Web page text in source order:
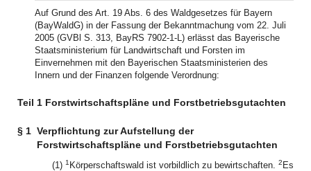
Auf Grund des Art. 19 Abs. 6 des Waldgesetzes für Bayern
(BayWaldG) in der Fassung der Bekanntmachung vom 22. Juli
2005 (GVBl S. 313, BayRS 7902-1-L) erlässt das Bayerische
Staatsministerium für Landwirtschaft und Forsten im
Einvernehmen mit den Bayerischen Staatsministerien des
Innern und der Finanzen folgende Verordnung:
Teil 1 Forstwirtschaftspläne und Forstbetriebsgutachten
§ 1 Verpflichtung zur Aufstellung der
Forstwirtschaftspläne und Forstbetriebsgutachten
(1) 1 Körperschaftswald ist vorbildlich zu bewirtschaften. 2 Es